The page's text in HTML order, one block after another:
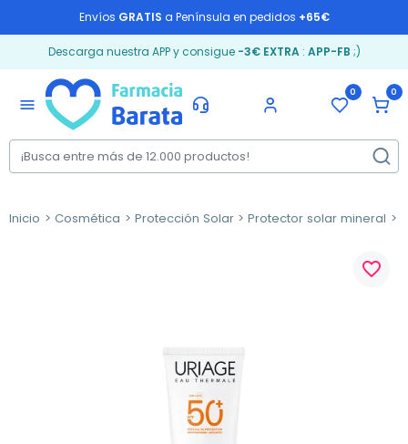
Envíos GRATIS a Península en pedidos +65€
Descarga nuestra APP y consigue -3€ EXTRA: APP-FB ;)
menu
0 0
Inicio Cosmética Protección Solar Protector solar mineral
favorite_border